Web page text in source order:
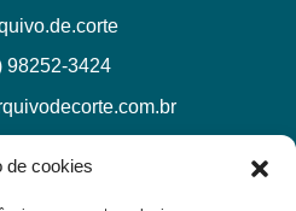
de cookies
98252-3424